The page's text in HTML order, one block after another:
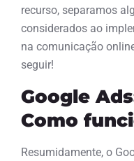
recurso, separamos
considerados ao
na comunicação
seguir!
Google
Como
Resumidamente, o